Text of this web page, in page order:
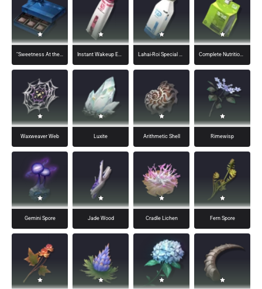
Waxweaver Web Luxite Arithmetic Shell Rimewisp
Gemini Spore Jade Wood Cradle Lichen Fern Spore